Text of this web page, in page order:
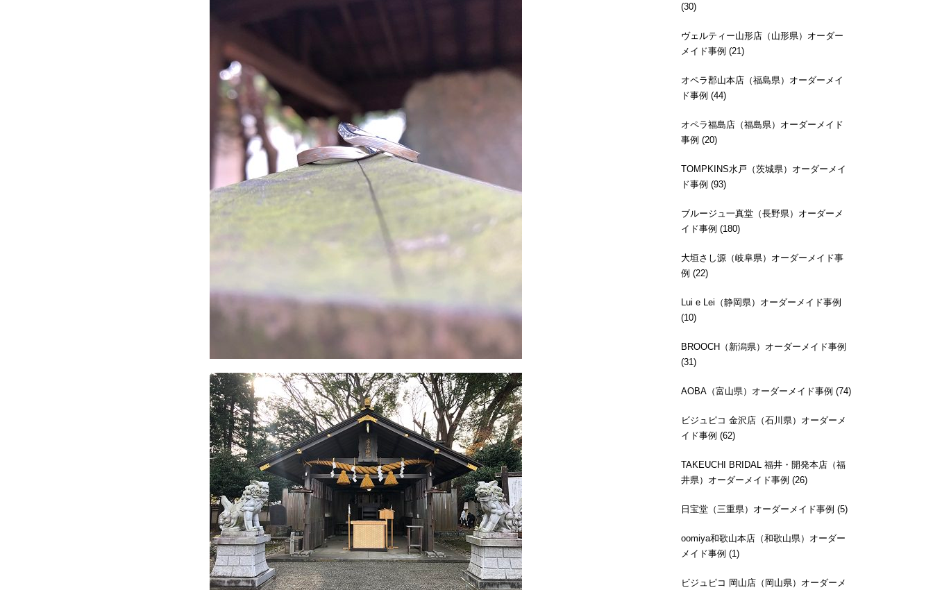
(30)
ヴェルティー山形店（山形県）オーダー
メイド事例 (21)
オペラ郡山本店（福島県）オーダーメイ
ド事例 (44)
オペラ福島店（福島県）オーダーメイド
事例 (20)
TOMPKINS水戸（茨城県）オーダーメイ
ド事例 (93)
ブルージュ一真堂（長野県）オーダーメ
イド事例 (180)
大垣さし源（岐阜県）オーダーメイド事
例 (22)
Lui e Lei（静岡県）オーダーメイド事例
(10)
BROOCH（新潟県）オーダーメイド事例
(31)
AOBA（富山県）オーダーメイド事例 (74)
ビジュピコ 金沢店（石川県）オーダーメ
イド事例 (62)
TAKEUCHI BRIDAL 福井・開発本店（福
井県）オーダーメイド事例 (26)
日宝堂（三重県）オーダーメイド事例 (5)
oomiya和歌山本店（和歌山県）オーダー
メイド事例 (1)
ビジュピコ 岡山店（岡山県）オーダーメ